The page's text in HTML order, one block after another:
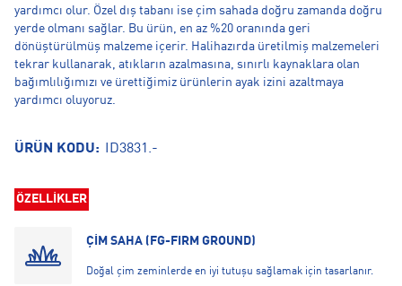
yardımcı olur. Özel dış tabanı ise çim sahada doğru zamanda doğru
yerde olmanı sağlar. Bu ürün, en az %20 oranında geri
dönüştürülmüş malzeme içerir. Halihazırda üretilmiş malzemeleri
tekrar kullanarak, atıkların azalmasına, sınırlı kaynaklara olan
bağımlılığımızı ve ürettiğimiz ürünlerin ayak izini azaltmaya
yardımcı oluyoruz.
ÜRÜN KODU: ID3831.-
ÖZELLİKLER
ÇİM SAHA (FG-FIRM GROUND)
Doğal çim zeminlerde en iyi tutuşu sağlamak için tasarlanır.